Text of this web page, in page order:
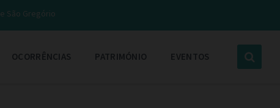
São Gregório
OCORRÊNCIAS PATRIMÓNIO EVENTOS